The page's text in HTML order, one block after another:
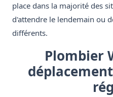
place dans la majorité des
d'attendre le lendemain ou
différents.
Plombier